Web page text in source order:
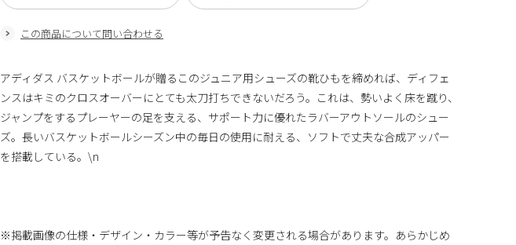
この商品について問い合わせる
アディダス バスケットボールが贈るこのジュニア用シューズの靴ひもを締めれば、ディフェ
ンスはキミのクロスオーバーにとても太刀打ちできないだろう。これは、勢いよく床を蹴り、
ジャンプをするプレーヤーの足を支える、サポート力に優れたラバーアウトソールのシュー
ズ。長いバスケットボールシーズン中の毎日の使用に耐える、ソフトで丈夫な合成アッパー
を搭載している。\n
※掲載画像の仕様・デザイン・カラー等が予告なく変更される場合があります。あらかじめ